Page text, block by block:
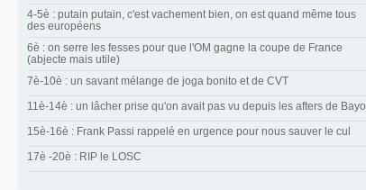
4-5è : putain putain, c'est vachement bien, on est quand même tous
des européens
6è : on serre les fesses pour que l'OM gagne la coupe de France
(abjecte mais utile)
7è-10è : un savant mélange de joga bonito et de CVT
11è-14è : un lâcher prise qu'on avait pas vu depuis les afters de Bayo
15è-16è : Frank Passi rappelé en urgence pour nous sauver le cul
17è -20è : RIP le LOSC